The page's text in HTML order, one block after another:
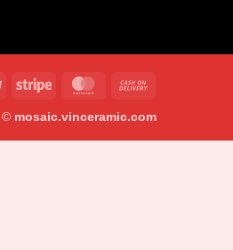
PayPal Stripe MasterCard
Delivery
© mosaic.vinceramic.com